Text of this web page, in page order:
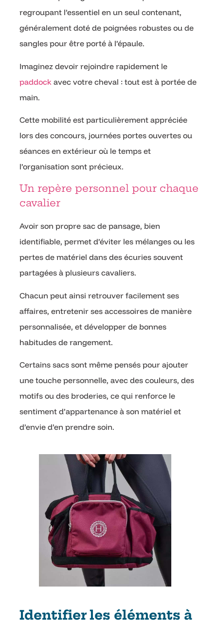
regroupant l’essentiel en un seul contenant,
généralement doté de poignées robustes ou de
sangles pour être porté à l’épaule.
Imaginez devoir rejoindre rapidement le
paddock avec votre cheval : tout est à portée de
main.
Cette mobilité est particulièrement appréciée
lors des concours, journées portes ouvertes ou
séances en extérieur où le temps et
l’organisation sont précieux.
Un repère personnel pour chaque
cavalier
Avoir son propre sac de pansage, bien
identifiable, permet d’éviter les mélanges ou les
pertes de matériel dans des écuries souvent
partagées à plusieurs cavaliers.
Chacun peut ainsi retrouver facilement ses
affaires, entretenir ses accessoires de manière
personnalisée, et développer de bonnes
habitudes de rangement.
Certains sacs sont même pensés pour ajouter
une touche personnelle, avec des couleurs, des
motifs ou des broderies, ce qui renforce le
sentiment d’appartenance à son matériel et
d’envie d’en prendre soin.
Identifier les éléments à